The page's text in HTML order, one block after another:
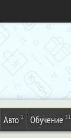
Авто 1 Обучение 31